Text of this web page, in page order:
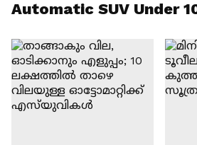
Automatic SUV Under